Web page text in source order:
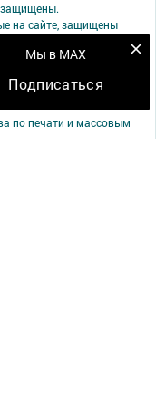
Мы в MAX
Подписаться
защищены.
на сайте, защищены
в любом объеме
согласия
по печати и массовым